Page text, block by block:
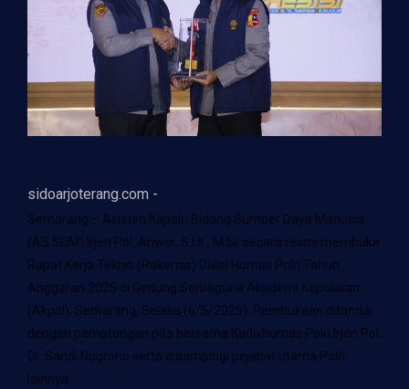
sidoarjoterang.com -
Semarang – Asisten Kapolri Bidang Sumber Daya Manusia
(AS SDM) Irjen Pol. Anwar, S.I.K., M.Si. secara resmi membuka
Rapat Kerja Teknis (Rakernis) Divisi Humas Polri Tahun
Anggaran 2025 di Gedung Serbaguna Akademi Kepolisian
(Akpol), Semarang, Selasa (6/5/2025). Pembukaan ditandai
dengan pemotongan pita bersama Kadivhumas Polri Irjen Pol.
Dr. Sandi Nugroho serta didampingi pejabat utama Polri
lainnya.